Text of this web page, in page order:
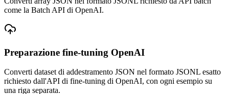
come la Batch API di OpenAI.
Preparazione fine-tuning OpenAI
Converti dataset di addestramento JSON nel formato JSONL esatto
richiesto dall'API di fine-tuning di OpenAI, con ogni esempio su
una riga separata.